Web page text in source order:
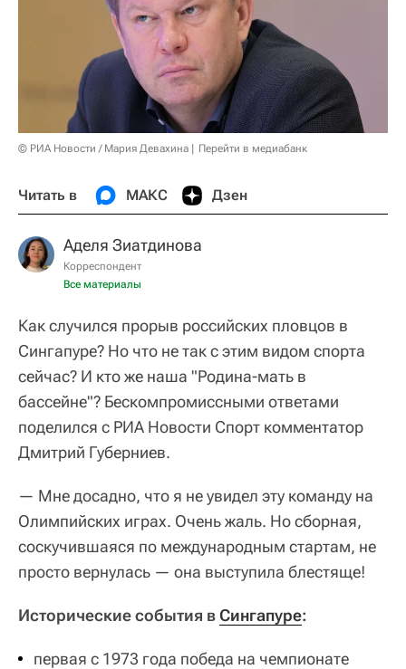
© РИА Новости / Мария Девахина Перейти в медиабанк
Читать в МАКС Дзен
Аделя Зиатдинова
Корреспондент
Все материалы
Как случился прорыв российских пловцов в
Сингапуре? Но что не так с этим видом спорта
сейчас? И кто же наша "Родина-мать в
бассейне"? Бескомпромиссными ответами
поделился с РИА Новости Спорт комментатор
Дмитрий Губерниев.
— Мне досадно, что я не увидел эту команду на
Олимпийских играх. Очень жаль. Но сборная,
соскучившаяся по международным стартам, не
просто вернулась — она выступила блестяще!
Исторические события в Сингапуре:
первая с 1973 года победа на чемпионате